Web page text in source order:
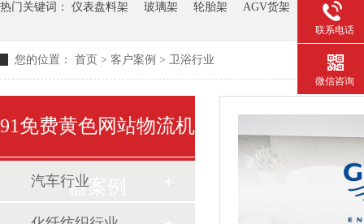
热门关键词： 仪表盘料架 玻璃架 轮胎架 AGV货架 钢板箱
您的位置： 首页 > 客户案例 > 卫浴行业
91免费黄色网站物流机
器案例
汽车行业
联系电话
微信咨询